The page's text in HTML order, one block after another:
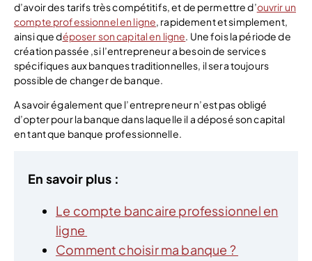
d’avoir des tarifs très compétitifs, et de permettre d’ouvrir un
compte professionnel en ligne, rapidement et simplement,
ainsi que déposer son capital en ligne. Une fois la période de
création passée ,si l’entrepreneur a besoin de services
spécifiques aux banques traditionnelles, il sera toujours
possible de changer de banque.
A savoir également que l’entrepreneur n’est pas obligé
d’opter pour la banque dans laquelle il a déposé son capital
en tant que banque professionnelle.
En savoir plus :
Le compte bancaire professionnel en
ligne
Comment choisir ma banque ?